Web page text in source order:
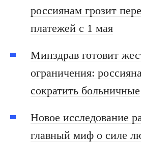
россиянам грозит
платежей с 1 мая
Минздрав готовит
ограничения:
сократить больничные
Новое исследование
главный миф о силе